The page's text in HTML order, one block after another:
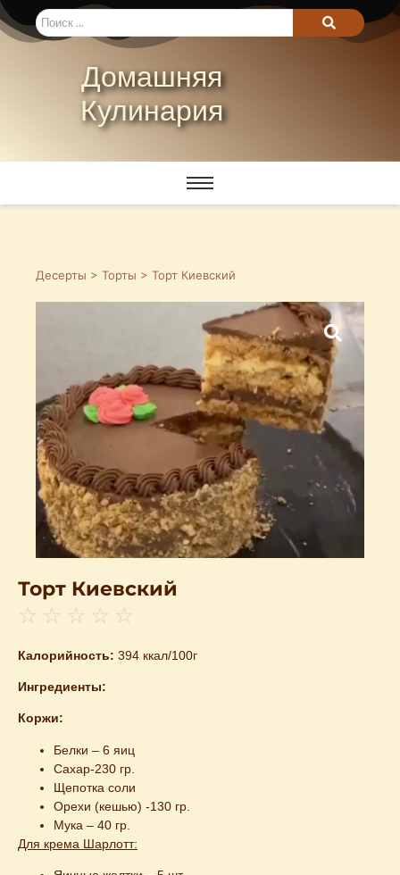
Домашняя
Кулинария
Десерты > Торты > Торт Киевский
Торт Киевский
☆ ☆ ☆ ☆ ☆
Калорийность: 394 ккал/100г
Ингредиенты:
Коржи:
Белки – 6 яиц
Сахар-230 гр.
Щепотка соли
Орехи (кешью) -130 гр.
Мука – 40 гр.
Для крема Шарлотт: